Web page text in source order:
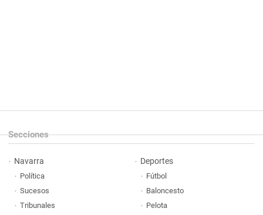
Secciones
Navarra
Política
Sucesos
Tribunales
Deportes
Fútbol
Baloncesto
Pelota